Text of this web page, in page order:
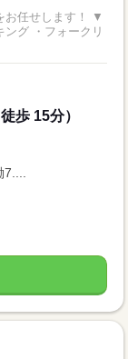
任せします！ ▼
グ ・フォークリ
歩 15分）